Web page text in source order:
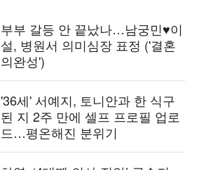
부부 갈등 안 끝났나…남궁민♥이
설, 병원서 의미심장 표정 ('결혼
의완성')
'36세' 서예지, 토니안과 한 식구
된 지 2주 만에 셀프 프로필 업로
드…평온해진 분위기